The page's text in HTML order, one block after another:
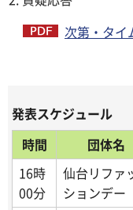
次第・タイ
発表スケジュール
時間
団体名
16時
00分
仙台リファ
ションデー